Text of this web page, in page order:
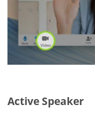
Active Speaker